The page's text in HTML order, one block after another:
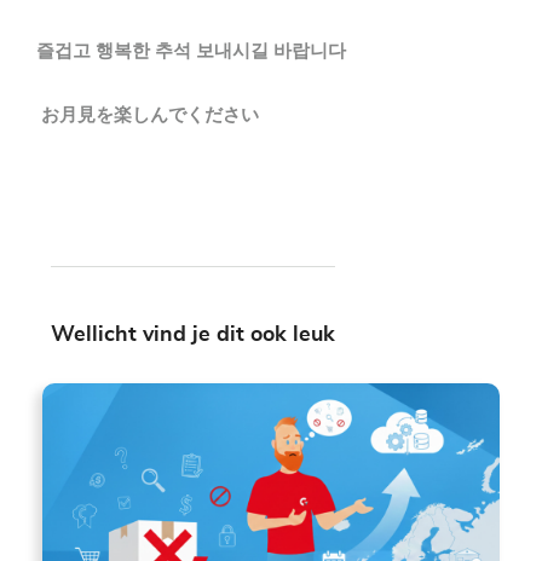
즐겁고 행복한 추석 보내시길 바랍니다
お月見を楽しんでください
Wellicht vind je dit ook leuk